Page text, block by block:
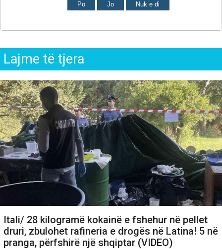
Po Jo Nuk e di
Lajme të tjera
Itali/ 28 kilogramë kokainë e fshehur në pellet
druri, zbulohet rafineria e drogës në Latina! 5 në
pranga, përfshirë një shqiptar (VIDEO)